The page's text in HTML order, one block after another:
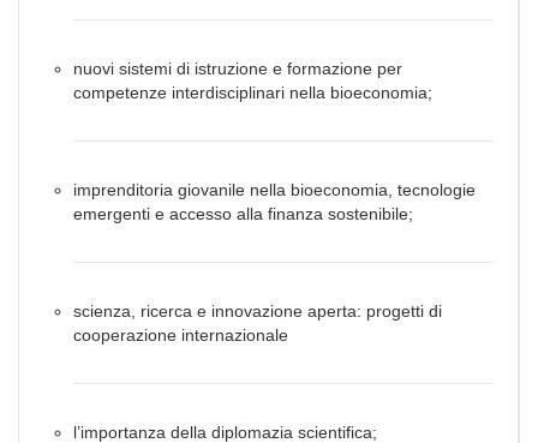
nuovi sistemi di istruzione e formazione per
competenze interdisciplinari nella bioeconomia;
imprenditoria giovanile nella bioeconomia, tecnologie
emergenti e accesso alla finanza sostenibile;
scienza, ricerca e innovazione aperta: progetti di
cooperazione internazionale
l’importanza della diplomazia scientifica;